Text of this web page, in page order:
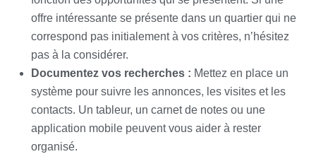
offre intéressante se présente dans un quartier qui ne
correspond pas initialement à vos critères, n’hésitez
pas à la considérer.
Documentez vos recherches : Mettez en place un
système pour suivre les annonces, les visites et les
contacts. Un tableur, un carnet de notes ou une
application mobile peuvent vous aider à rester
organisé.